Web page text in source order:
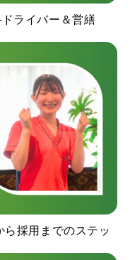
ドライバー＆営繕
ら採用までのステッ